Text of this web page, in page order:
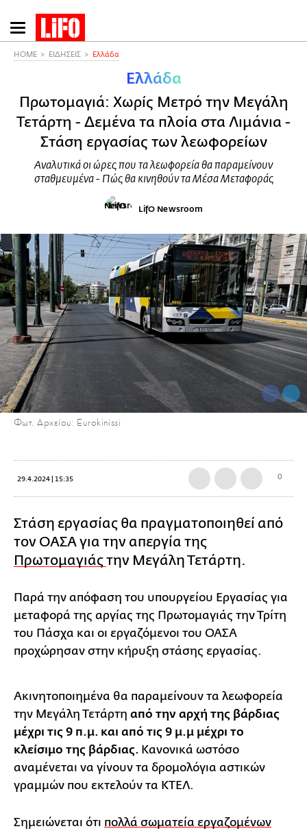
Παράκαμψη
προς
HOME ΕΙΔΗΣΕΙΣ Ελλάδα
Ελλάδα
Πρωτομαγιά: Χωρίς Μετρό την Μεγάλη
Τετάρτη - Δεμένα τα πλοία στα Λιμάνια -
Στάση εργασίας των λεωφορείων
Αναλυτικά οι ώρες που τα λεωφορεία θα παραμείνουν
σταθμευμένα - Πώς θα κινηθούν τα Μέσα Μεταφοράς
LifO Newsroom
Φωτ. Αρχείου: Eurokinissi
29.4.2024 | 15:35 0
Στάση εργασίας θα πραγματοποιηθεί από
τον ΟΑΣΑ για την απεργία της
Πρωτομαγιάςτην Μεγάλη Τετάρτη.
Παρά την απόφαση του υπουργείου Εργασίας για
μεταφορά της αργίας της Πρωτομαγιάς την Τρίτη
του Πάσχα και οι εργαζόμενοι του ΟΑΣΑ
προχώρησαν στην κήρυξη στάσης εργασίας.
Ακινητοποιημένα θα παραμείνουν τα λεωφορεία
την Μεγάλη Τετάρτη από την αρχή της βάρδιας
μέχρι τις 9 π.μ. και από τις 9 μ.μ μέχρι το
κλείσιμο της βάρδιας. Κανονικά ωστόσο
αναμένεται να γίνουν τα δρομολόγια αστικών
γραμμών που εκτελούν τα ΚΤΕΛ.
Σημειώνεται ότι πολλά σωματεία εργαζομένων